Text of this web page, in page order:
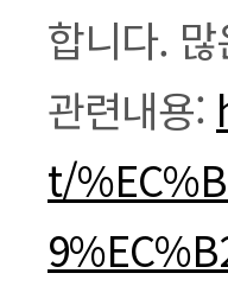
합니다.
관련내용:
t/